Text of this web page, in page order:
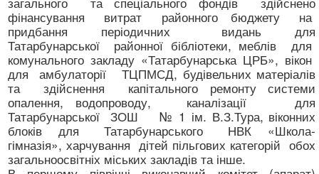
фінансування витрат районного бюджету на
придбання періодичних видань для
Татарбунарської районної бібліотеки, меблів для
комунального закладу «Татарбунарська ЦРБ», вікон
для амбулаторії ТЦПМСД, будівельних матеріалів
та здійснення капітального ремонту системи
опалення, водопроводу, каналізації для
Татарбунарської ЗОШ № 1 ім. В.З.Тура, віконних
блоків для Татарбунарського НВК «Школа-
гімназія», харчування дітей пільгових категорій обох
загальноосвітніх міських закладів та інше.